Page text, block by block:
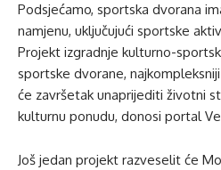
Podsjećamo, sportska dvorana
namjenu, uključujući sportske
Projekt izgradnje kulturno-
sportske dvorane,
će završetak unaprijediti životni
kulturnu ponudu, donosi portal
Još jedan projekt razveselit će